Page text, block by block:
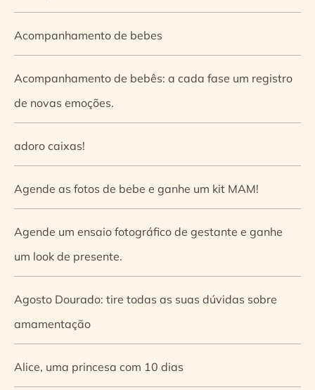
Acompanhamento de bebes
Acompanhamento de bebês: a cada fase um registro
de novas emoções.
adoro caixas!
Agende as fotos de bebe e ganhe um kit MAM!
Agende um ensaio fotográfico de gestante e ganhe
um look de presente.
Agosto Dourado: tire todas as suas dúvidas sobre
amamentação
Alice, uma princesa com 10 dias